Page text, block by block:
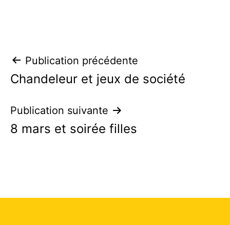
Navigation
de
l’article
Publication précédente
Chandeleur et jeux de société
Publication suivante
8 mars et soirée filles